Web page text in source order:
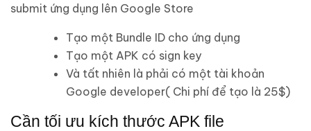
submit ứng dụng lên Google Store
Tạo một Bundle ID cho ứng dụng
Tạo một APK có sign key
Và tất nhiên là phải có một tài khoản
Google developer( Chi phí để tạo là 25$)
Cần tối ưu kích thước APK file